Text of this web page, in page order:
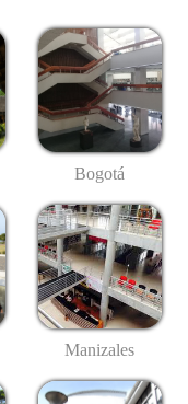
Bogotá
Manizales